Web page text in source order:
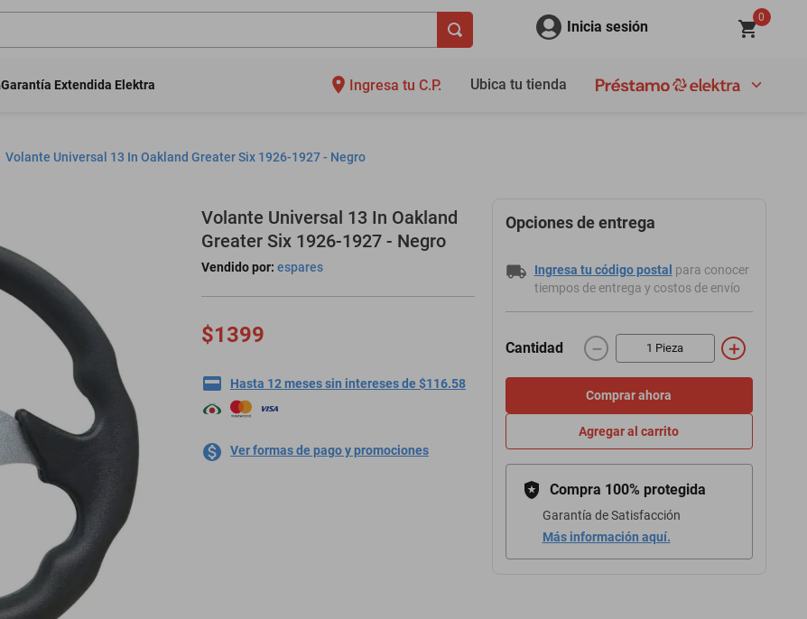
Inicia sesión
0
Garantía Extendida Elektra Ingresa tu C.P. Ubica tu tienda
Volante Universal 13 In Oakland Greater Six 1926-1927 - Negro
Volante Universal 13 In Oakland
Greater Six 1926-1927 - Negro
Vendido por: espares
$1399
Hasta 12 meses sin intereses de $116.58
Ver formas de pago y promociones
Opciones de entrega
Ingresa tu código postal para conocer
tiempos de entrega y costos de envío
Cantidad ＋
－
Comprar ahora
Agregar al carrito
Compra 100% protegida
Garantía de Satisfacción
Más información aquí.